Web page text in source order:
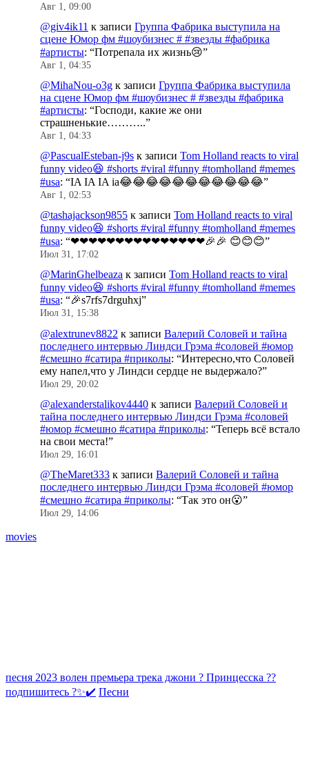
Авг 1, 09:00
@giv4ik11 к записи Группа Фабрика выступила на
сцене Юмор фм #шоубизнес # #звезды #фабрика
#артисты: “Потрепала их жизнь😢”
Авг 1, 04:35
@MihaNou-o3g к записи Группа Фабрика выступила
на сцене Юмор фм #шоубизнес # #звезды #фабрика
#артисты: “Господи, какие же они
страшненькие………..”
Авг 1, 04:33
@PascualEsteban-j9s к записи Tom Holland reacts to viral
funny video😆 #shorts #viral #funny #tomholland #memes
#usa: “IA IA IA ia😂😂😂😂😂😂😂😂😂😂😂”
Авг 1, 02:53
@tashajackson9855 к записи Tom Holland reacts to viral
funny video😆 #shorts #viral #funny #tomholland #memes
#usa: “❤❤❤❤❤❤❤❤❤❤❤❤❤❤❤🎉🎉 😊😊😊”
Июл 31, 17:02
@MarinGhelbeaza к записи Tom Holland reacts to viral
funny video😆 #shorts #viral #funny #tomholland #memes
#usa: “🎉s7rfs7drguhxj”
Июл 31, 15:38
@alextrunev8822 к записи Валерий Соловей и тайна
последнего интервью Линдси Грэма #соловей #юмор
#смешно #сатира #приколы: “Интересно,что Соловей
ему напел,что у Линдси сердце не выдержало?”
Июл 29, 20:02
@alexanderstalikov4440 к записи Валерий Соловей и
тайна последнего интервью Линдси Грэма #соловей
#юмор #смешно #сатира #приколы: “Теперь всё встало
на свои места!”
Июл 29, 16:01
@TheMaret333 к записи Валерий Соловей и тайна
последнего интервью Линдси Грэма #соловей #юмор
#смешно #сатира #приколы: “Так это он😮”
Июл 29, 14:06
movies
песня 2023 волен премьера трека джони ? Принцесска ??
подпишитесь ?✨✔️ Песни